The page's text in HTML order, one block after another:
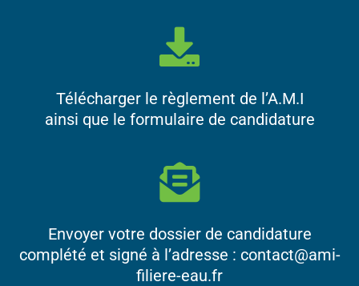
Télécharger le règlement de l’A.M.I
ainsi que le formulaire de candidature
Envoyer votre dossier de candidature
complété et signé à l’adresse : contact@ami-
filiere-eau.fr